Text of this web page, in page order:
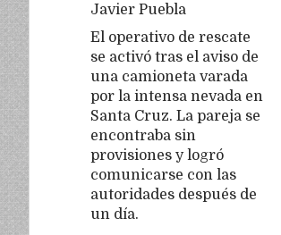
Javier Puebla
El operativo de rescate
se activó tras el aviso de
una camioneta varada
por la intensa nevada en
Santa Cruz. La pareja se
encontraba sin
provisiones y logró
comunicarse con las
autoridades después de
un día.